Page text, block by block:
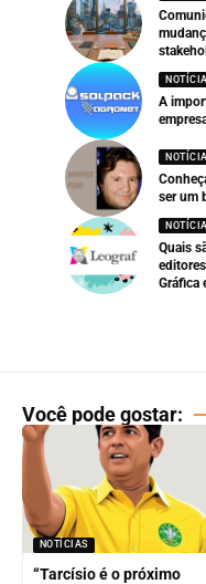
A
ser um
Quais
Gráfica
Você pode gostar:
NOTÍCIAS
“Tarcísio é o próximo